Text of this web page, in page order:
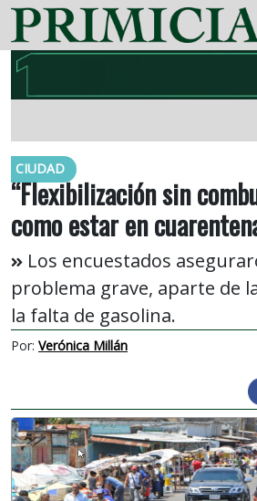
CIUDAD
“Flexibilización sin
como estar en
Los encuestados
problema grave, aparte de
la falta de gasolina.
Por: Verónica Millán